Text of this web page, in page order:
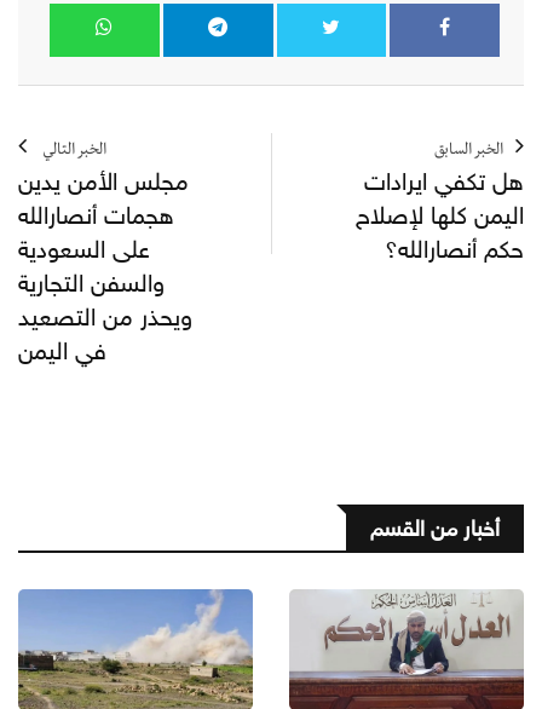
الخبر السابق
هل تكفي ايرادات
اليمن كلها لإصلاح
حكم أنصارالله؟
الخبر التالي
مجلس الأمن يدين
هجمات أنصارالله
على السعودية
والسفن التجارية
ويحذر من التصعيد
في اليمن
أخبار من القسم